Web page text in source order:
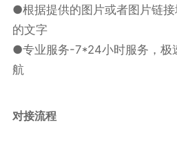
●根据提供的图片或者图片链
的文字
●专业服务-7*24小时服务，极
航
对接流程